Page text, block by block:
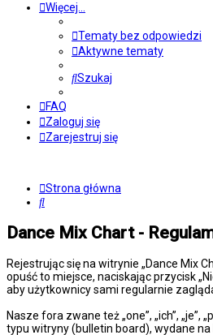
Więcej…
Tematy bez odpowiedzi
Aktywne tematy
Szukaj
FAQ
Zaloguj się
Zarejestruj się
Strona główna
Szukaj
Dance Mix Chart -
Rejestrując się na witrynie „Dance Mix
opuść to miejsce, naciskając przycisk
aby użytkownicy sami regularnie
Nasze fora zwane też „one”, „ich”,
typu witryny (bulletin board), wydane na